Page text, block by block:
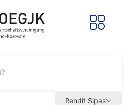
Rendit Sipas